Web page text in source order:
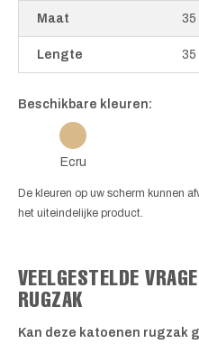
Maat 35
Lengte 35
Beschikbare kleuren:
Ecru
De kleuren op uw scherm kunnen
het uiteindelijke product.
VEELGESTELDE
RUGZAK
Kan deze katoenen rugzak